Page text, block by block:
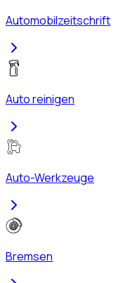
Automobilzeitschrift
Auto reinigen
Auto-Werkzeuge
Bremsen